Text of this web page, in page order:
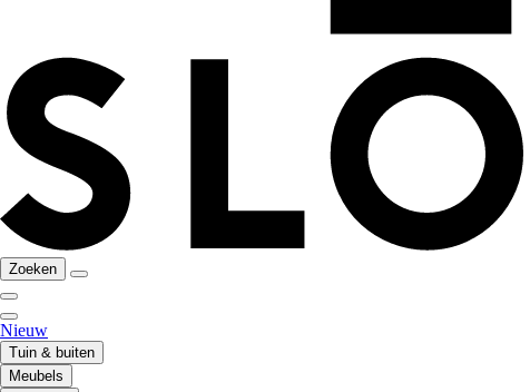
Zoeken
Nieuw
Tuin & buiten
Meubels